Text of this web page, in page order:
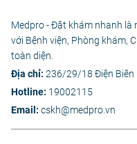
Medpro - Đặt khám nhanh là
với Bệnh viện, Phòng khám,
toàn diện.
Địa chỉ: 236/29/18 Điện Biên
Hotline: 19002115
Email: cskh@medpro.vn